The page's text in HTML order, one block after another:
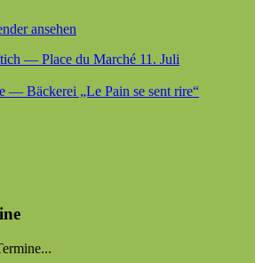
ansehen
— Place du Marché 11. Juli
— Bäckerei „Le Pain se sent rire“